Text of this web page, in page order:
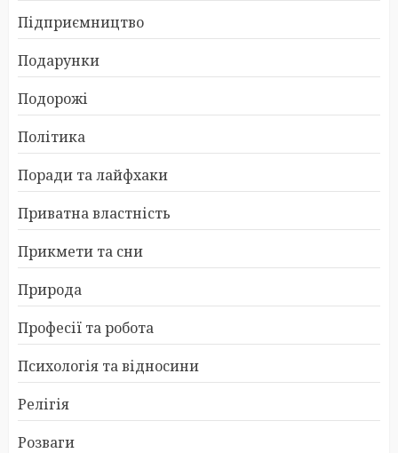
Підприємництво
Подарунки
Подорожі
Політика
Поради та лайфхаки
Приватна властність
Прикмети та сни
Природа
Професії та робота
Психологія та відносини
Релігія
Розваги